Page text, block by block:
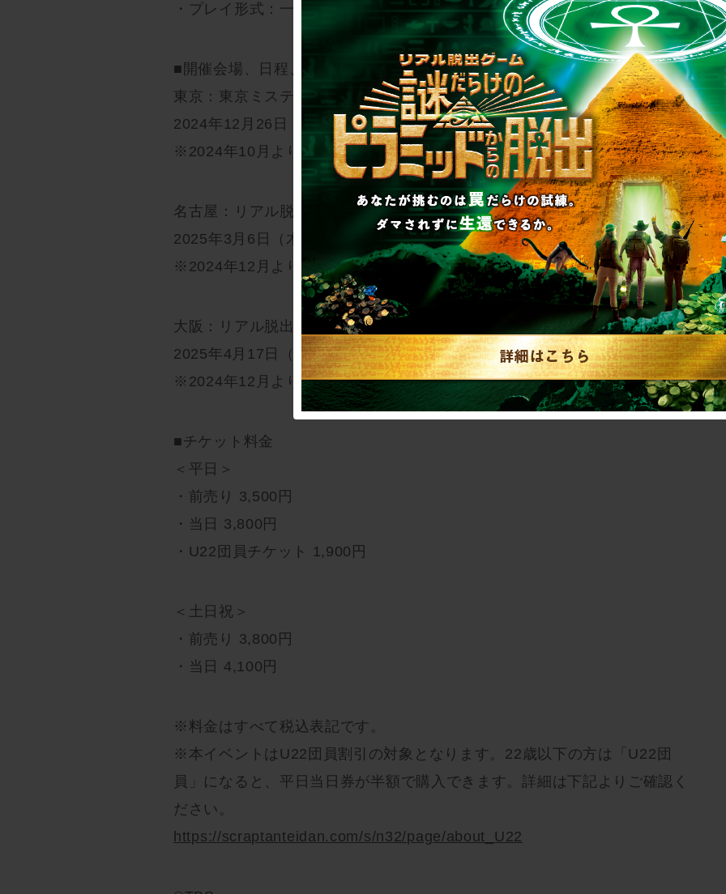
・プレイ形式：一斉スタート
■開催会場、日程、チケット発売予定
東京：東京ミステリーサーカス
2024年12月26日（木）～2025年2月2日（日）
※2024年10月よりチケット発売予定！
名古屋：リアル脱出ゲーム名古屋店
2025年3月6日（木）〜2025年4月6日（日）
※2024年12月よりチケット発売予定！
大阪：リアル脱出ゲーム大阪心斎橋店
2025年4月17日（木）～2025年5月11日（日）
※2024年12月よりチケット発売予定！
■チケット料金
＜平日＞
・前売り 3,500円
・当日 3,800円
・U22団員チケット 1,900円
＜土日祝＞
・前売り 3,800円
・当日 4,100円
※料金はすべて税込表記です。
※本イベントはU22団員割引の対象となります。22歳以下の方は「U22団
員」になると、平日当日券が半額で購入できます。詳細は下記よりご確認く
ださい。
https://scraptanteidan.com/s/n32/page/about_U22